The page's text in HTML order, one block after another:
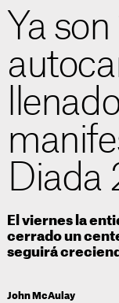
Ya
Diada
El viernes la
cerrado un
seguirá
John McAulay